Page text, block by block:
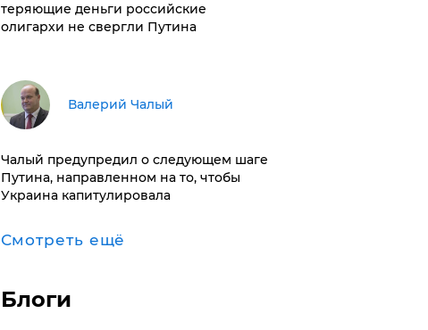
теряющие деньги российские
олигархи не свергли Путина
Валерий Чалый
Чалый предупредил о следующем шаге
Путина, направленном на то, чтобы
Украина капитулировала
Смотреть ещё
Блоги